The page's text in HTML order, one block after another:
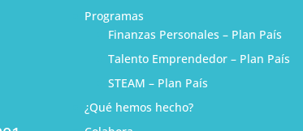
Programas
Finanzas Personales – Plan País
Talento Emprendedor – Plan País
STEAM – Plan País
¿Qué hemos hecho?